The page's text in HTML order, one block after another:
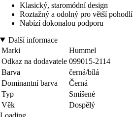
Klasický, staromódní design
Roztažný a odolný pro větší pohodlí
Nabízí dokonalou podporu
Další informace
Marki
Hummel
Odkaz na dodavatele 099015-2114
Barva
černá/bílá
Dominantní barva
Černá
Typ
Smíšené
Věk
Dospělý
Loading...